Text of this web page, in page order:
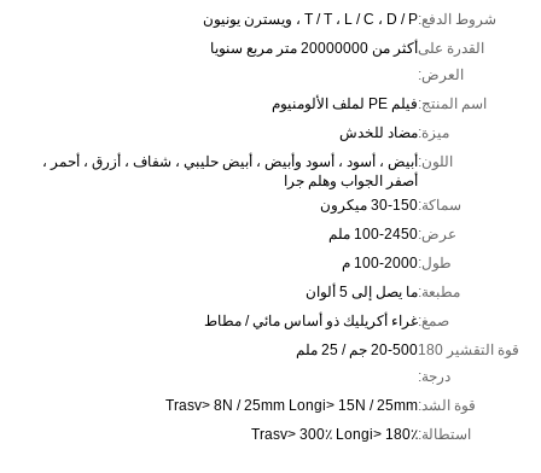
شروط الدفع:T / T ، L / C ، D / P ، ويسترن يونيون
القدرة على
العرض:
أكثر من 20000000 متر مربع سنويا
اسم المنتج:فيلم PE لملف الألومنيوم
ميزة:مضاد للخدش
اللون:أبيض ، أسود ، أسود وأبيض ، أبيض حليبي ، شفاف ، أزرق ، أحمر ،
أصفر الجواب وهلم جرا
سماكة:30-150 ميكرون
عرض:100-2450 ملم
طول:100-2000 م
مطبعة:ما يصل إلى 5 ألوان
صمغ:غراء أكريليك ذو أساس مائي / مطاط
قوة التقشير 180
درجة:
20-500 جم / 25 ملم
قوة الشد:Trasv> 8N / 25mm Longi> 15N / 25mm
استطالة:Trasv> 300٪ Longi> 180٪